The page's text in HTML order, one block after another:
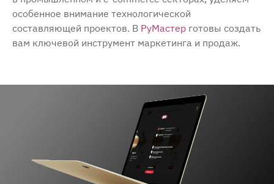
особенное внимание технологической
составляющей проектов. В РуМастер готовы создать
вам ключевой инструмент маркетинга и продаж.